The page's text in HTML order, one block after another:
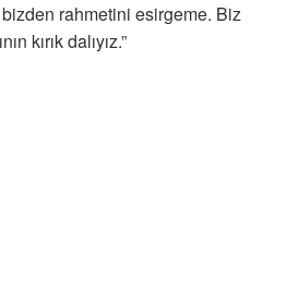
rahmetini esirgeme. Biz
kırık dalıyız.”